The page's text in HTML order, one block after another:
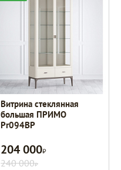
Витрина стеклянная
большая ПРИМО
Pr094BP
204 000Р
240 000Р